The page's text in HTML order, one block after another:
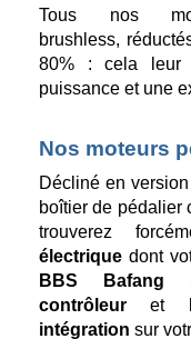
Tous nos
brushless,
80% : cela leur
puissance et une
Nos moteurs
Décliné en version
boîtier de pédalier
trouverez
électrique dont
BBS Bafang
contrôleur et
intégration sur